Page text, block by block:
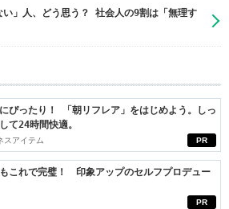
」人、どう思う？ 社会人の9割は「無理す
PR
ぴったり！ 「朝リフレア」をはじめよう。しっ
て24時間快適。
スアイテム
PR
これで完璧！ 印象アップのセルフプロデュー